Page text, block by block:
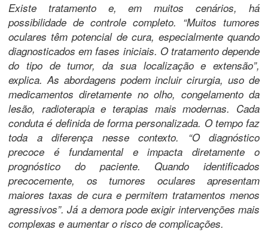
Existe tratamento e, em muitos cenários, há
possibilidade de controle completo. “Muitos tumores
oculares têm potencial de cura, especialmente quando
diagnosticados em fases iniciais. O tratamento depende
do tipo de tumor, da sua localização e extensão”,
explica. As abordagens podem incluir cirurgia, uso de
medicamentos diretamente no olho, congelamento da
lesão, radioterapia e terapias mais modernas. Cada
conduta é definida de forma personalizada. O tempo faz
toda a diferença nesse contexto. “O diagnóstico
precoce é fundamental e impacta diretamente o
prognóstico do paciente. Quando identificados
precocemente, os tumores oculares apresentam
maiores taxas de cura e permitem tratamentos menos
agressivos”. Já a demora pode exigir intervenções mais
complexas e aumentar o risco de complicações.